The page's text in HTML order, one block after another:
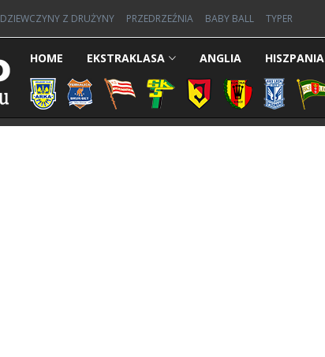
DZIEWCZYNY Z DRUŻYNY PRZEDRZEŹNIA BABY BALL TYPER
HOME EKSTRAKLASA ANGLIA HISZPANIA